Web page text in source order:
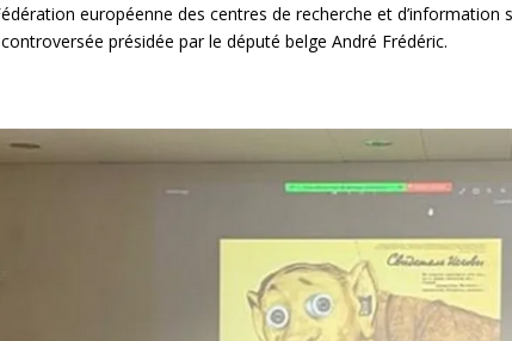
européenne des centres de recherche et
présidée par le député belge André Frédéric.